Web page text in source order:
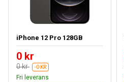
iPhone 12 Pro 128GB
0 kr
0 kr -0 KR
Fri leverans